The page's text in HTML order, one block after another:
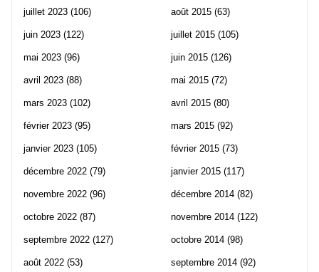
juillet 2023 (106)
juin 2023 (122)
mai 2023 (96)
avril 2023 (88)
mars 2023 (102)
février 2023 (95)
janvier 2023 (105)
décembre 2022 (79)
novembre 2022 (96)
octobre 2022 (87)
septembre 2022 (127)
août 2022 (53)
août 2015 (63)
juillet 2015 (105)
juin 2015 (126)
mai 2015 (72)
avril 2015 (80)
mars 2015 (92)
février 2015 (73)
janvier 2015 (117)
décembre 2014 (82)
novembre 2014 (122)
octobre 2014 (98)
septembre 2014 (92)